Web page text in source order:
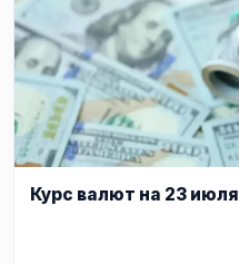
Курс валют на 23 июля